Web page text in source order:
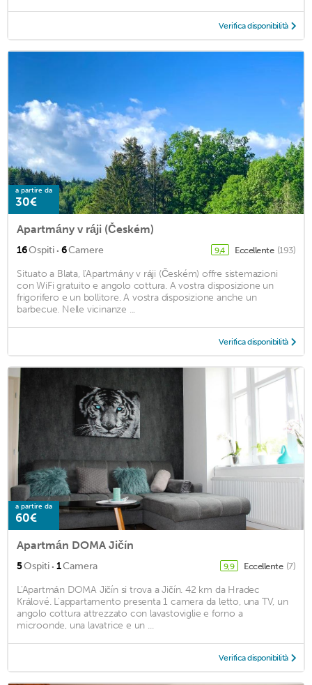
Verifica disponibilità
a partire da
30€
Apartmány v ráji (Českém)
16Ospiti · 6Camere 9,4 Eccellente (193)
Situato a Blata, l'Apartmány v ráji (Českém) offre sistemazioni
con WiFi gratuito e angolo cottura. A vostra disposizione un
frigorifero e un bollitore. A vostra disposizione anche un
barbecue. Nelle vicinanze ...
Verifica disponibilità
a partire da
60€
Apartmán DOMA Jičín
5Ospiti · 1Camera 9,9 Eccellente (7)
L'Apartmán DOMA Jičín si trova a Jičín. 42 km da Hradec
Králové. L'appartamento presenta 1 camera da letto, una TV, un
angolo cottura attrezzato con lavastoviglie e forno a
microonde, una lavatrice e un ...
Verifica disponibilità